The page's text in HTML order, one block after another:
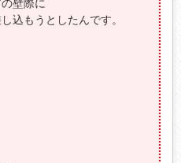
壁際に
もうとしたんです。